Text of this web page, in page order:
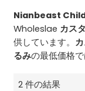
Nianbeast
Wholeslae カス
供しています。
るみの最低価格
2 件の結果